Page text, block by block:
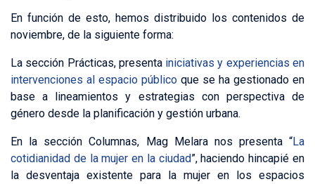
En función de esto, hemos distribuido los contenidos de
noviembre, de la siguiente forma:
La sección Prácticas, presenta iniciativas y experiencias en
intervenciones al espacio público que se ha gestionado en
base a lineamientos y estrategias con perspectiva de
género desde la planificación y gestión urbana.
En la sección Columnas, Mag Melara nos presenta “La
cotidianidad de la mujer en la ciudad”, haciendo hincapié en
la desventaja existente para la mujer en los espacios